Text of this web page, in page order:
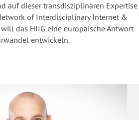
auf dieser transdisziplinären Expertise
of Interdisciplinary Internet &
will das HIIG eine europäische Antwort
entwickeln.